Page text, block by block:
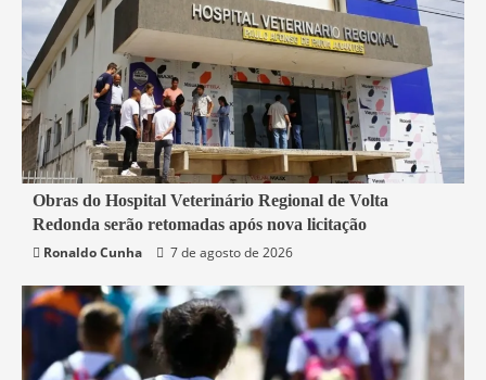
2 min read
Rio de Janeiro
Saúde
Obras do Hospital Veterinário Regional de Volta
Redonda serão retomadas após nova licitação
Ronaldo Cunha
7 de agosto de 2026